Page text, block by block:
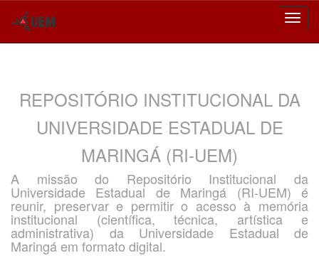
REPOSITÓRIO INSTITUCIONAL DA
UNIVERSIDADE ESTADUAL DE
MARINGÁ (RI-UEM)
A missão do Repositório Institucional da
Universidade Estadual de Maringá (RI-UEM) é
reunir, preservar e permitir o acesso à memória
institucional (científica, técnica, artística e
administrativa) da Universidade Estadual de
Maringá em formato digital.